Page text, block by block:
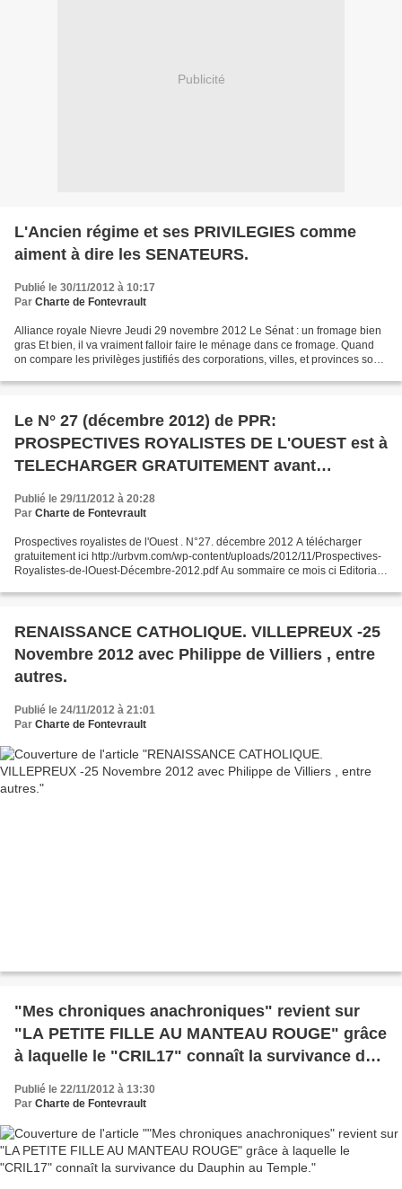
Publicité
L'Ancien régime et ses PRIVILEGIES comme
aiment à dire les SENATEURS.
Publié le 30/11/2012 à 10:17
Par Charte de Fontevrault
Alliance royale Nievre Jeudi 29 novembre 2012 Le Sénat : un fromage bien
gras Et bien, il va vraiment falloir faire le ménage dans ce fromage. Quand
on compare les privilèges justifiés des corporations, villes, et provinces sous
Le N° 27 (décembre 2012) de PPR:
PROSPECTIVES ROYALISTES DE L'OUEST est à
TELECHARGER GRATUITEMENT avant
Publié le 29/11/2012 à 20:28
Par Charte de Fontevrault
Prospectives royalistes de l'Ouest . N°27. décembre 2012 A télécharger
gratuitement ici http://urbvm.com/wp-content/uploads/2012/11/Prospectives-
Royalistes-de-lOuest-Décembre-2012.pdf Au sommaire ce mois ci Editorial :
RENAISSANCE CATHOLIQUE. VILLEPREUX -25
Novembre 2012 avec Philippe de Villiers , entre
autres.
Publié le 24/11/2012 à 21:01
Par Charte de Fontevrault
"Mes chroniques anachroniques" revient sur
"LA PETITE FILLE AU MANTEAU ROUGE" grâce
à laquelle le "CRIL17" connaît la survivance du
Dauphin au Temple.
Publié le 22/11/2012 à 13:30
Par Charte de Fontevrault